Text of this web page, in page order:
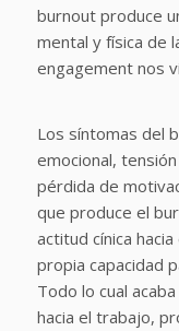
burnout produce
mental y física de
engagement nos
Los síntomas del
emocional,
pérdida de
que produce el
actitud cínica
propia capacidad
Todo lo cual
hacia el trabajo,